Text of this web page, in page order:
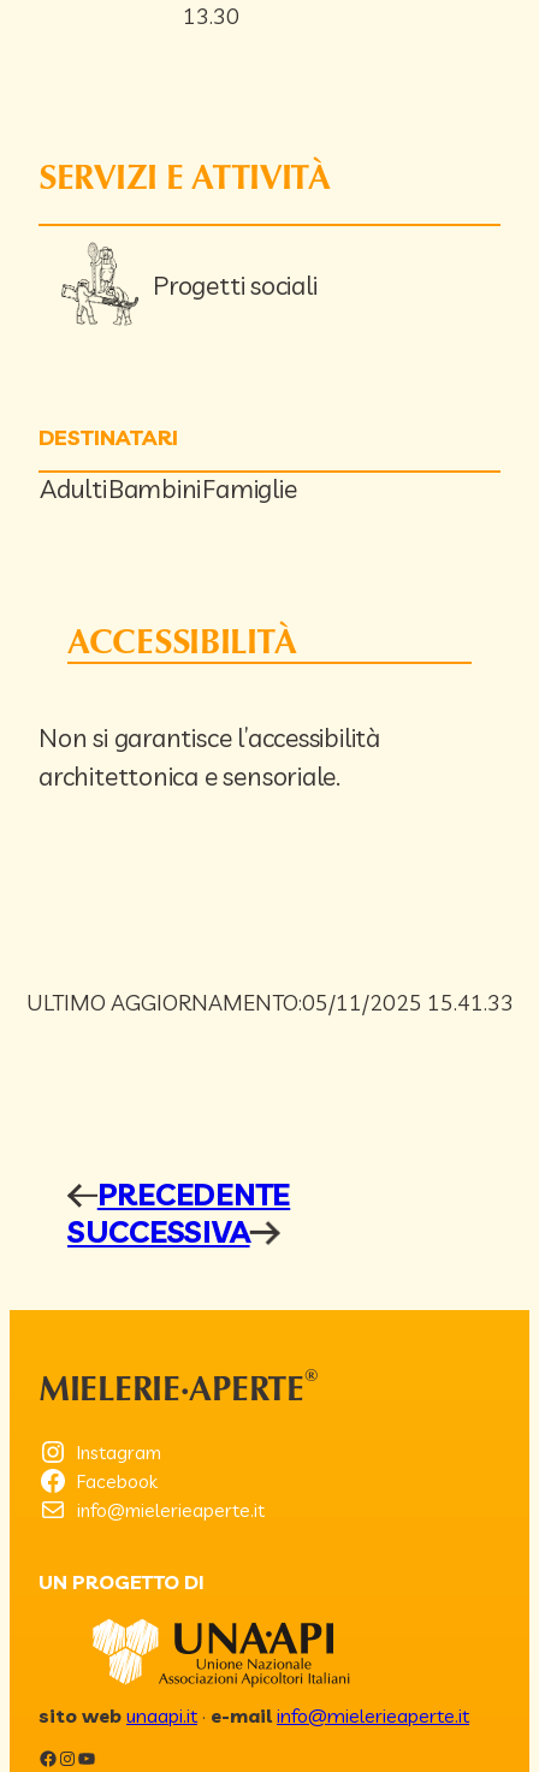
13.30
SERVIZI E ATTIVITÀ
Progetti sociali
DESTINATARI
AdultiBambiniFamiglie
ACCESSIBILITÀ
Non si garantisce l’accessibilità
architettonica e sensoriale.
ULTIMO AGGIORNAMENTO:05/11/2025 15.41.33
←PRECEDENTE
SUCCESSIVA→
MIELERIE·APERTE®
Instagram
Facebook
info@mielerieaperte.it
UN PROGETTO DI
sito web unaapi.it· e-mail info@mielerieaperte.it
Facebook InstagramYouTube